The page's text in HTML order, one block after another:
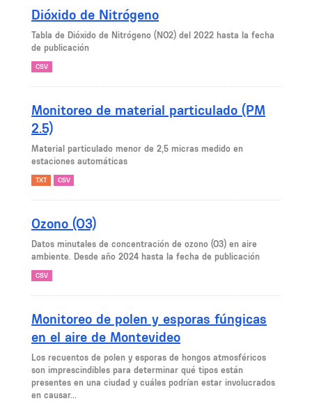
Dióxido de Nitrógeno
Tabla de Dióxido de Nitrógeno (NO2) del 2022 hasta la fecha
de publicación
CSV
Monitoreo de material particulado (PM
2.5)
Material particulado menor de 2,5 micras medido en
estaciones automáticas
TXT CSV
Ozono (O3)
Datos minutales de concentración de ozono (O3) en aire
ambiente. Desde año 2024 hasta la fecha de publicación
CSV
Monitoreo de polen y esporas fúngicas
en el aire de Montevideo
Los recuentos de polen y esporas de hongos atmosféricos
son imprescindibles para determinar qué tipos están
presentes en una ciudad y cuáles podrían estar involucrados
en causar...